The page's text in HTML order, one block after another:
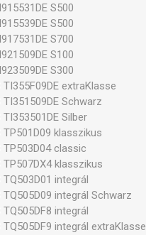
S500
S500
S700
S100
S300
TI355F09DE extraKlasse
TI351509DE Schwarz
TI353501DE Silber
TP501D09 klasszikus
TP503D04 classic
TP507DX4 klasszikus
TQ503D01 integrál
TQ505D09 integrál Schwarz
TQ505DF8 integrál
TQ505DF9 integrál extraKlasse